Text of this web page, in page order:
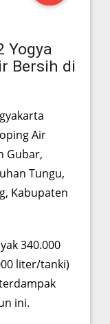
Yogya
Bersih di
Air
Gubar,
Tungu,
Kabupaten
340.000
liter/tanki)
ini.